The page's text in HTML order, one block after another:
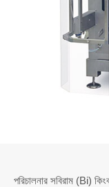
পরিচালনার সবিরাম (Bi)